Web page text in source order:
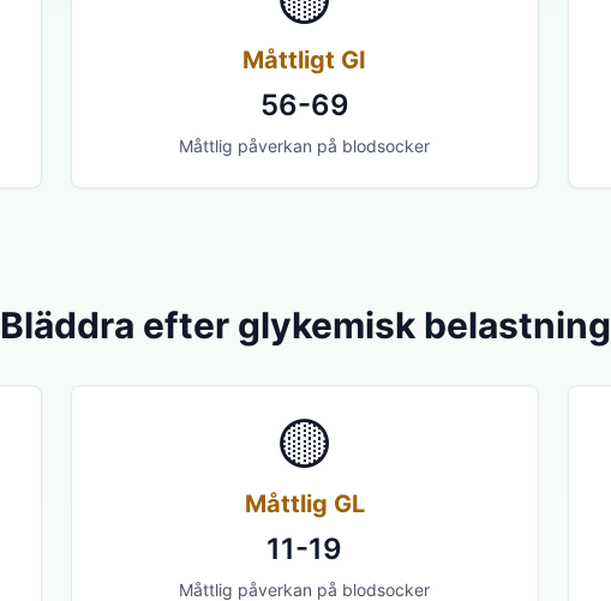
Måttligt GI
56-69
Måttlig påverkan på blodsocker
Bläddra efter glykemisk belastning
🟡
Måttlig GL
11-19
Måttlig påverkan på blodsocker